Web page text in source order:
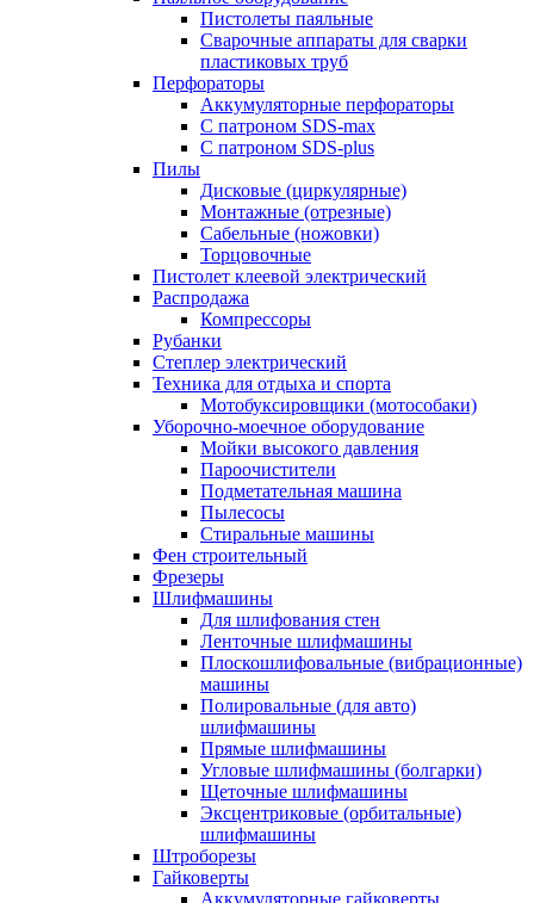
Пистолеты паяльные
Сварочные аппараты для сварки
пластиковых труб
Перфораторы
Аккумуляторные перфораторы
С патроном SDS-max
С патроном SDS-plus
Пилы
Дисковые (циркулярные)
Монтажные (отрезные)
Сабельные (ножовки)
Торцовочные
Пистолет клеевой электрический
Распродажа
Компрессоры
Рубанки
Степлер электрический
Техника для отдыха и спорта
Мотобуксировщики (мотособаки)
Уборочно-моечное оборудование
Мойки высокого давления
Пароочистители
Подметательная машина
Пылесосы
Стиральные машины
Фен строительный
Фрезеры
Шлифмашины
Для шлифования стен
Ленточные шлифмашины
Плоскошлифовальные (вибрационные)
машины
Полировальные (для авто)
шлифмашины
Прямые шлифмашины
Угловые шлифмашины (болгарки)
Щеточные шлифмашины
Эксцентриковые (орбитальные)
шлифмашины
Штроборезы
Гайковерты
Аккумуляторные гайковерты